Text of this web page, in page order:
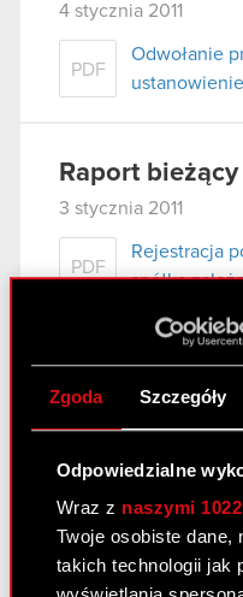
Zgoda Szczegóły
Odpowiedzialne
Wraz z naszymi
Twoje osobiste dane,
takich technologii jak
4 stycznia 2011
PDF
Odwołanie
Raport bieżący
3 stycznia 2011
PDF
Rejestracja
spółką
Raport bieżący
1 stycznia 2011